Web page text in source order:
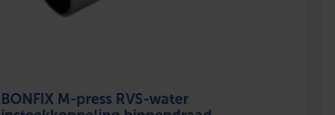
BONFIX M-press RVS-water